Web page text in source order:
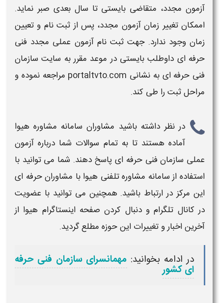
آزمون مجدد، متقاضی بایستی تا سال بعدی صبر نماید.
اممکان تغییر زمان آزمون مجدد، پس از ثبت نام و تعیین
زمانوجود ندارد. جهت ثبت نام آزمون عملی مجدد فنی
حرفه ای داوطلب بایستی در موعد مقرر به سایت سازمان
فنی حرفه ای به نشانی portaltvto.com
مراجعه نموده و
مراحل ثبت را طی کند.
در نظر داشته باشید مشاوران سامانه مشاوره هیوا
آماده هستند تا به تمام سوالات شما درباره آزمون
عملی سازمان فنی حرفه ایپاسخ دهند. شما می توانید با
استفاده از سامانه مشاوره تلفنی هیوا با مشاوران حرفه ای
این مرکز در ارتباط باشید. همچنین می توانید با عضویت
در کانال تلگرام و دنبال کردن صفحه اینستاگرام هیوا از
آخرین اخبار و تغییرات این حوزه مطلع گردید.
در ادامه بخوانید: مهمانسرای سازمان فنی حرفه
ای کشور